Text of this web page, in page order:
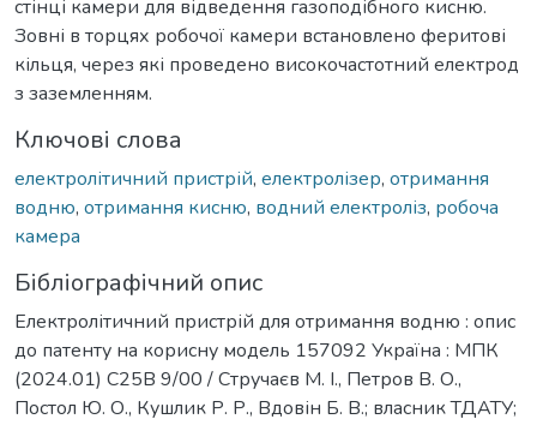
стінці камери для відведення газоподібного кисню.
Зовні в торцях робочої камери встановлено феритові
кільця, через які проведено високочастотний електрод
з заземленням.
Ключові слова
електролітичний пристрій, електролізер, отримання
водню, отримання кисню, водний електроліз, робоча
камера
Бібліографічний опис
Електролітичний пристрій для отримання водню : опис
до патенту на корисну модель 157092 Україна : МПК
(2024.01) C25B 9/00 / Стручаєв М. І., Петров В. О.,
Постол Ю. О., Кушлик Р. Р., Вдовін Б. В.; власник ТДАТУ;